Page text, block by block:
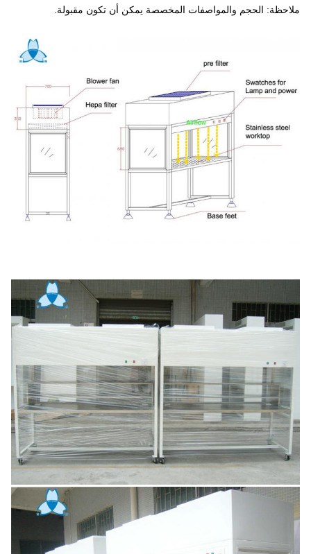
ملاحظة: الحجم والمواصفات المخصصة يمكن أن تكون مقبولة.